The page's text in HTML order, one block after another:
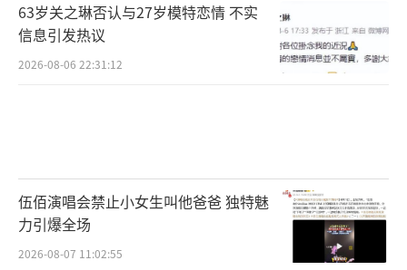
63岁关之琳否认与27岁模特恋情 不实
信息引发热议
2026-08-06 22:31:12
伍佰演唱会禁止小女生叫他爸爸 独特魅
力引爆全场
2026-08-07 11:02:55